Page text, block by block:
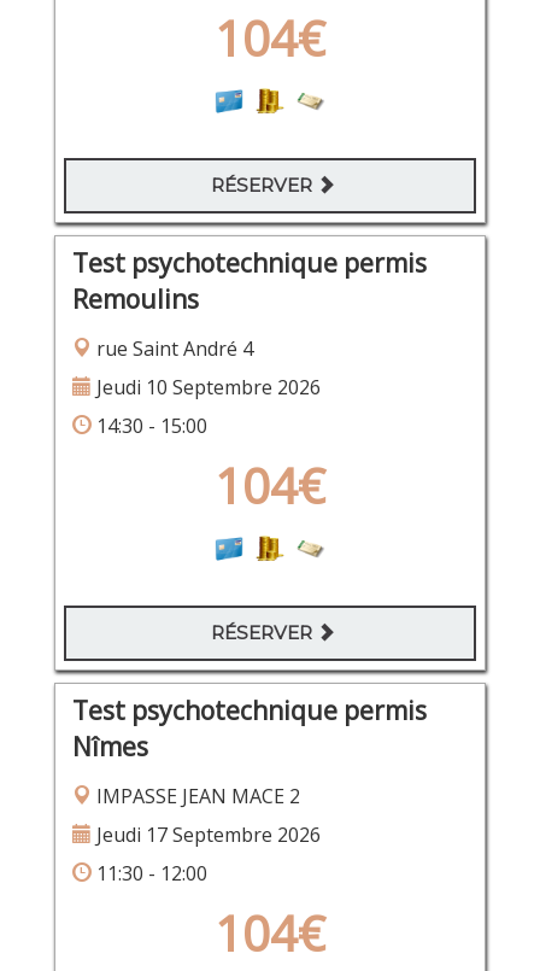
104€
RÉSERVER
Test psychotechnique permis
Remoulins
rue Saint André 4
Jeudi 10 Septembre 2026
14:30 - 15:00
104€
RÉSERVER
Test psychotechnique permis
Nîmes
IMPASSE JEAN MACE 2
Jeudi 17 Septembre 2026
11:30 - 12:00
104€